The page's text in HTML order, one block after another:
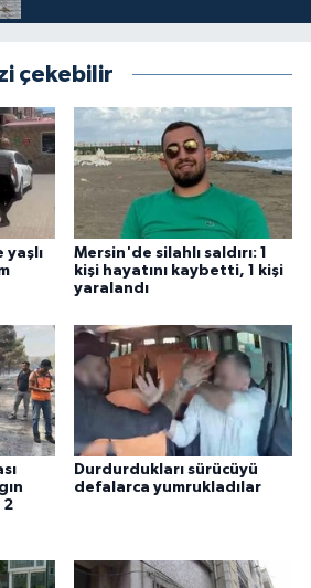
çekebilir
Mersin'de silahlı saldırı: 1
kişi hayatını kaybetti, 1 kişi
yaralandı
2
Durdurdukları sürücüyü
defalarca yumrukladılar